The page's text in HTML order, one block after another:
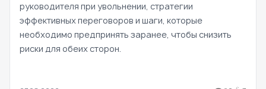
руководителя при увольнении, стратегии
эффективных переговоров и шаги, которые
необходимо предпринять заранее, чтобы снизить
риски для обеих сторон.